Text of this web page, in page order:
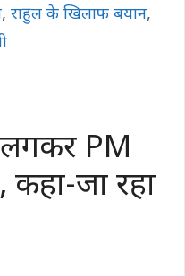
, राहुल के खिलाफ बयान,
PM
कहा-जा रहा